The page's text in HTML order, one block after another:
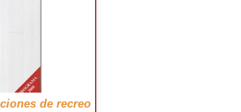
de recreo